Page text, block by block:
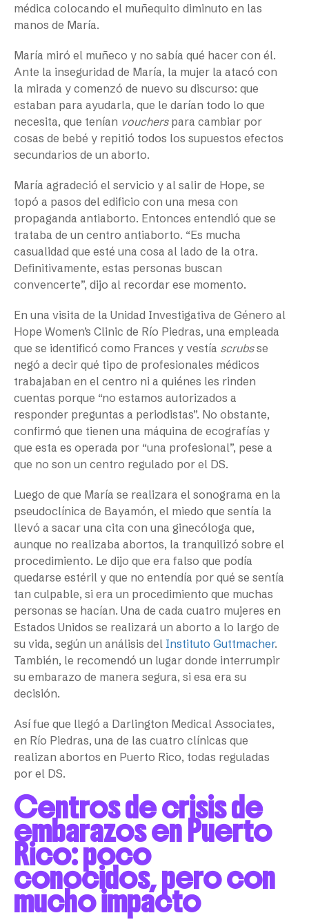
médica colocando el muñequito diminuto en las
manos de María.
María miró el muñeco y no sabía qué hacer con él.
Ante la inseguridad de María, la mujer la atacó con
la mirada y comenzó de nuevo su discurso: que
estaban para ayudarla, que le darían todo lo que
necesita, que tenían voucherspara cambiar por
cosas de bebé y repitió todos los supuestos efectos
secundarios de un aborto.
María agradeció el servicio y al salir de Hope, se
topó a pasos del edificio con una mesa con
propaganda antiaborto. Entonces entendió que se
trataba de un centro antiaborto. “Es mucha
casualidad que esté una cosa al lado de la otra.
Definitivamente, estas personas buscan
convencerte”, dijo al recordar ese momento.
En una visita de la Unidad Investigativa de Género al
Hope Women’s Clinic de Río Piedras, una empleada
que se identificó como Frances y vestía scrubsse
negó a decir qué tipo de profesionales médicos
trabajaban en el centro ni a quiénes les rinden
cuentas porque “no estamos autorizados a
responder preguntas a periodistas”. No obstante,
confirmó que tienen una máquina de ecografías y
que esta es operada por “una profesional”, pese a
que no son un centro regulado por el DS.
Luego de que María se realizara el sonograma en la
pseudoclínica de Bayamón, el miedo que sentía la
llevó a sacar una cita con una ginecóloga que,
aunque no realizaba abortos, la tranquilizó sobre el
procedimiento. Le dijo que era falso que podía
quedarse estéril y que no entendía por qué se sentía
tan culpable, si era un procedimiento que muchas
personas se hacían. Una de cada cuatro mujeres en
Estados Unidos se realizará un aborto a lo largo de
su vida, según un análisis del Instituto Guttmacher.
También, le recomendó un lugar donde interrumpir
su embarazo de manera segura, si esa era su
decisión.
Así fue que llegó a Darlington Medical Associates,
en Río Piedras, una de las cuatro clínicas que
realizan abortos en Puerto Rico, todas reguladas
por el DS.
Centros de crisis de
embarazos en Puerto
Rico: poco
conocidos, pero con
mucho impacto